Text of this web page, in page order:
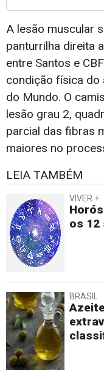
A lesão muscular
panturrilha direita
entre Santos e
condição física do
do Mundo. O
lesão grau 2,
parcial das fibras
maiores no
LEIA TAMBÉM
VIVER +
os 12
BRASIL